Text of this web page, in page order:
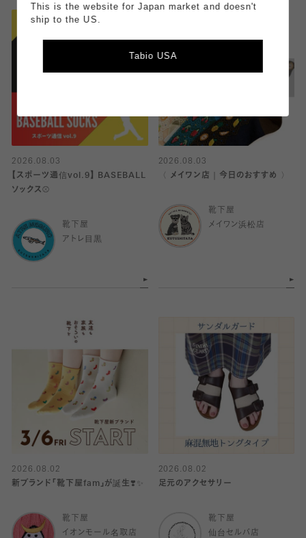
2026.08.03
【スポーツ通信vol.9】 BASEBALL
ソックス⚾️
靴下屋
アトレ目黒
2026.08.03
〈 メイワン店｜今日のおすすめ 〉
靴下屋
メイワン浜松店
2026.08.02
新ブランド「靴下屋fam」が誕生❣️✨
靴下屋
イオンモール名取店
2026.08.02
足元のアクセサリー
靴下屋
仙台セルバ店
This is the website for Japan market and doesn't
ship to the US.
Tabio USA